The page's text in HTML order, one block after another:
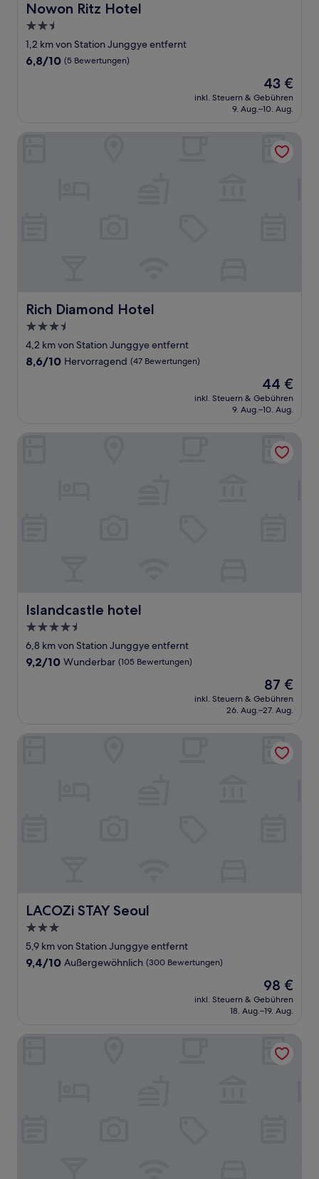
Nowon Ritz Hotel
Nowon Ritz Hotel
2.5-
Sterne-
Unterkunft
1,2 km von Station Junggye entfernt
6.8
6,8/10 (5 Bewertungen)
Der
Preis
beträgt
43 €
inkl. Steuern & Gebühren
9. Aug.–10. Aug.
Rich Diamond Hotel
Rich Diamond Hotel
3.5-
Sterne-
Unterkunft
4,2 km von Station Junggye entfernt
8.6
8,6/10 Hervorragend (47 Bewertungen)
Der
Preis
beträgt
44 €
inkl. Steuern & Gebühren
9. Aug.–10. Aug.
Islandcastle hotel
Islandcastle hotel
4.5-
Sterne-
Unterkunft
6,8 km von Station Junggye entfernt
9.2
9,2/10 Wunderbar (105 Bewertungen)
Der
Preis
beträgt
87 €
inkl. Steuern & Gebühren
26. Aug.–27. Aug.
LACOZi STAY Seoul
LACOZi STAY Seoul
3.0-
Sterne-
Unterkunft
5,9 km von Station Junggye entfernt
9.4
9,4/10 Außergewöhnlich (300 Bewertungen)
Der
Preis
beträgt
98 €
inkl. Steuern & Gebühren
18. Aug.–19. Aug.